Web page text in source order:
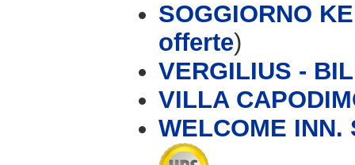
SOGGIORNO
offerte)
VERGILIUS -
VILLA
WELCOME INN.